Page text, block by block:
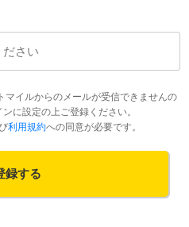
イルからのメールが受信できませんの
に設定の上ご登録ください。
利用規約への同意が必要です。